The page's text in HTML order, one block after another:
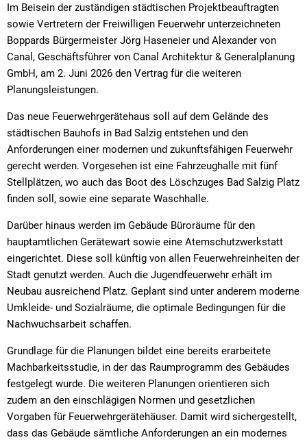
Im Beisein der zuständigen städtischen Projektbeauftragten
sowie Vertretern der Freiwilligen Feuerwehr unterzeichneten
Boppards Bürgermeister Jörg Haseneier und Alexander von
Canal, Geschäftsführer von Canal Architektur & Generalplanung
GmbH, am 2. Juni 2026 den Vertrag für die weiteren
Planungsleistungen.
Das neue Feuerwehrgerätehaus soll auf dem Gelände des
städtischen Bauhofs in Bad Salzig entstehen und den
Anforderungen einer modernen und zukunftsfähigen Feuerwehr
gerecht werden. Vorgesehen ist eine Fahrzeughalle mit fünf
Stellplätzen, wo auch das Boot des Löschzuges Bad Salzig Platz
finden soll, sowie eine separate Waschhalle.
Darüber hinaus werden im Gebäude Büroräume für den
hauptamtlichen Gerätewart sowie eine Atemschutzwerkstatt
eingerichtet. Diese soll künftig von allen Feuerwehreinheiten der
Stadt genutzt werden. Auch die Jugendfeuerwehr erhält im
Neubau ausreichend Platz. Geplant sind unter anderem moderne
Umkleide- und Sozialräume, die optimale Bedingungen für die
Nachwuchsarbeit schaffen.
Grundlage für die Planungen bildet eine bereits erarbeitete
Machbarkeitsstudie, in der das Raumprogramm des Gebäudes
festgelegt wurde. Die weiteren Planungen orientieren sich
zudem an den einschlägigen Normen und gesetzlichen
Vorgaben für Feuerwehrgerätehäuser. Damit wird sichergestellt,
dass das Gebäude sämtliche Anforderungen an ein modernes